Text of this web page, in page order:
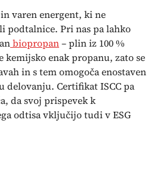
varen energent, ki ne
podtalnice. Pri nas pa lahko
biopropan– plin iz 100 %
enak propanu, zato se
in s tem omogoča enostaven
delovanju. Certifikat ISCC pa
da svoj prispevek k
odtisa vključijo tudi v ESG